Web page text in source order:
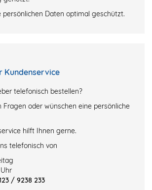
persönlichen Daten optimal geschützt.
Kundenservice
telefonisch bestellen?
Fragen oder wünschen eine persönliche
hilft Ihnen gerne.
telefonisch von
/ 9238 233